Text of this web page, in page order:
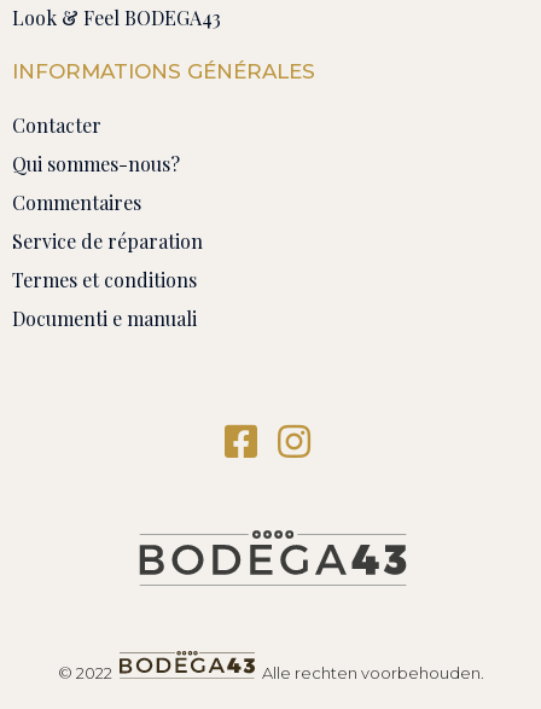
Look & Feel BODEGA43
INFORMATIONS GÉNÉRALES
Contacter
Qui sommes-nous?
Commentaires
Service de réparation
Termes et conditions
Documenti e manuali
© 2022 Alle rechten voorbehouden.